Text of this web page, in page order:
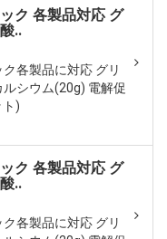
ク 各製品対応 グ
..
各製品に対応 グリ
ルシウム(20g) 電解促
)
ク 各製品対応 グ
..
各製品に対応 グリ